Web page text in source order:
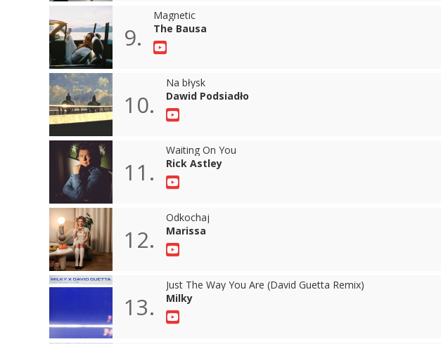
9.
Magnetic
The Bausa
10.
Na błysk
Dawid Podsiadło
11.
Waiting On You
Rick Astley
12.
Odkochaj
Marissa
13.
Just The Way You Are (David Guetta Remix)
Milky